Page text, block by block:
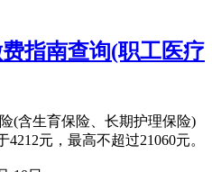
指南查询(职工医疗
(含生育保险、长期护理保险)
元，最高不超过21060元。